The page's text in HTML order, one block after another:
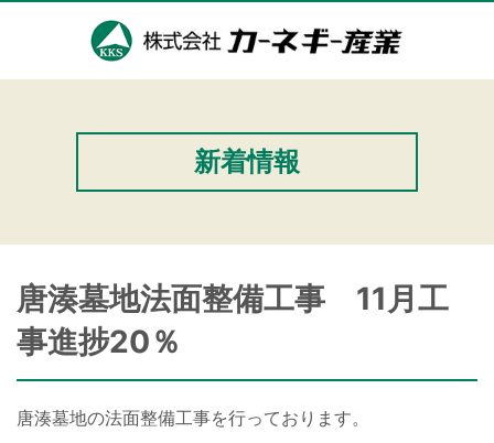
新着情報
唐湊墓地法面整備工事 11月工
事進捗20％
唐湊墓地の法面整備工事を行っております。